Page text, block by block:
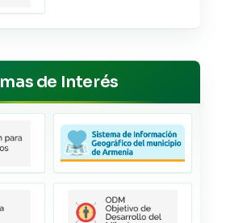
de Interés